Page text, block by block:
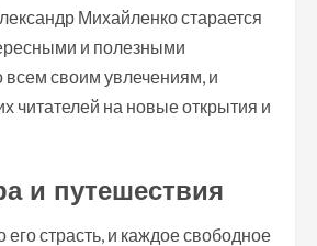
Михайленко старается
и полезными
своим увлечениям, и
читателей на новые открытия и
и путешествия
его страсть, и каждое свободное